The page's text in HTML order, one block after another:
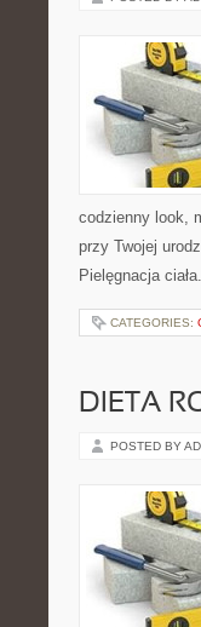
codzienny look,
przy Twojej
Pielęgnacja
CATEGORIES:
DIETA
POSTED BY